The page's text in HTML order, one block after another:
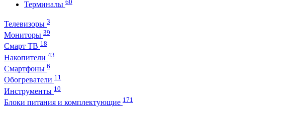
Терминалы 60
Телевизоры 3
Мониторы 39
Смарт ТВ 18
Накопители 43
Смартфоны 6
Обогреватели 11
Инструменты 10
Блоки питания и комплектующие 171